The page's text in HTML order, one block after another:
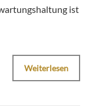
ist
Weiterlesen